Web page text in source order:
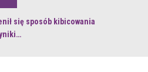
się sposób kibicowania